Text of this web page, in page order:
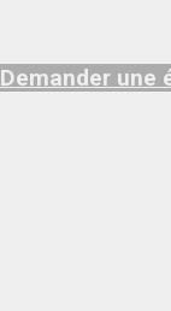
Demander une